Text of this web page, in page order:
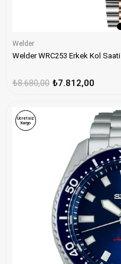
Welder
Welder WRC253 Erkek Kol Saati
₺7.812,00
₺8.680,00
Ücretsiz
Kargo